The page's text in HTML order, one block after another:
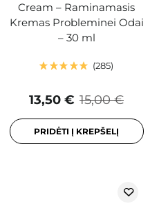
Cream – Raminamasis
Kremas Probleminei Odai
– 30 ml
285
15,00 €
13,50 €
PRIDĖTI Į KREPŠELĮ